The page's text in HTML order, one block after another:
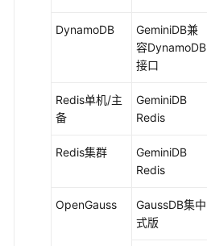
（SLA）DynamoDB
GeminiDB兼
容DynamoDB
接口
Redis单机/主
备
GeminiDB
Redis
Redis集群
GeminiDB
Redis
OpenGauss
GaussDB集中
式版